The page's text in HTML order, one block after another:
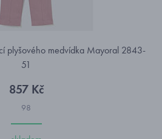
plyšového medvídka Mayoral 2843-
51
857 Kč
98